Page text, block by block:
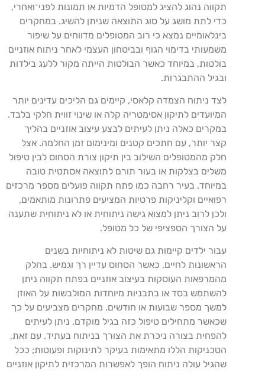
תקווה נהוג להציג למטופל הדמיות או תמונות לפני־ואחרי,
כדי לתת מושג על סוג התוצאה שניתן להשיג. במחקרים
בינלאומיים נמצא כי רוב המטופלים מדווחים על שיפור
משמעותי בדימוי הגוף ובביטחון העצמי לאחר ניתוח אוזניים
בולטות, במיוחד כאשר הבולטות הייתה מקור ללעג בילדות
ובגיל ההתבגרות.
לצד ניתוח הצמדה קלאסי, קיימים גם הליכים עדינים יותר
המיועדים לתיקון אסימטריה קלה או שינוי זווית חלקי בלבד.
במקרים כאלה ניתן לעיתים לבצע עיצוב אוזניים בהליך
קצר יותר, עם חתכים קטנים ומינימום זמן החלמה. אצל
חלק מהמטופלים השילוב בין תיקון צורת הסחוס לבין טיפול
משלים בצלקות או בעור תורם לתוצאה אסתטית טובה
במיוחד. בעיר רחבה כמו פתח תקווה פועלים מספר מרכזים
רפואיים וקליניקות פרטיות המציעים פתרונות מותאמים,
ולכן לרוב ניתן למצוא גישה ניתוחית או לא ניתוחית שתענה
על הצורך הספציפי של כל מטופל.
עבור ילדים קיימות גם שיטות לא ניתוחיות בשנים
הראשונות לחיים, כאשר הסחוס עדיין רך וגמיש. בחלק
מהמרפאות העוסקות בעיצוב אוזניים בפתח תקווה ניתן
להשתמש בסד או בתבניות מיוחדות המולבשות על האוזן
למשך מספר שבועות או חודשים. מחקרים מצביעים על כך
שכאשר מתחילים טיפול כזה בגיל מוקדם, ניתן לעיתים
להפחית בצורה ניכרת את הצורך בניתוח בעתיד. עם זאת,
הטכניקות הללו מתאימות בעיקר לתינוקות ופעוטות; ככל
שהגיל עולה ניתוח הופך לאפשרות המרכזית לתיקון אוזניים